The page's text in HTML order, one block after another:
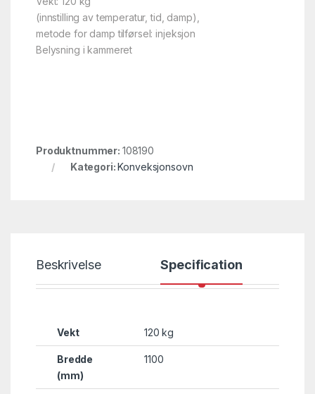
(innstilling av temperatur, tid, damp),
metode for damp tilførsel: injeksjon
Belysning i kammeret
Produktnummer: 108190
Kategori:Konveksjonsovn
Beskrivelse Specification
Vekt 120 kg
Bredde
(mm)
1100